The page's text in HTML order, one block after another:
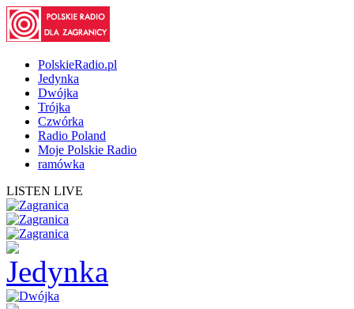
PolskieRadio.pl
Jedynka
Dwójka
Trójka
Czwórka
Radio Poland
Moje Polskie Radio
ramówka
LISTEN LIVE